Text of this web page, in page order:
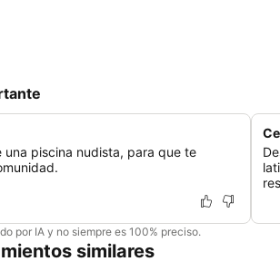
una piscina nudista, para que te
por IA y no siempre es 100% preciso.
similares